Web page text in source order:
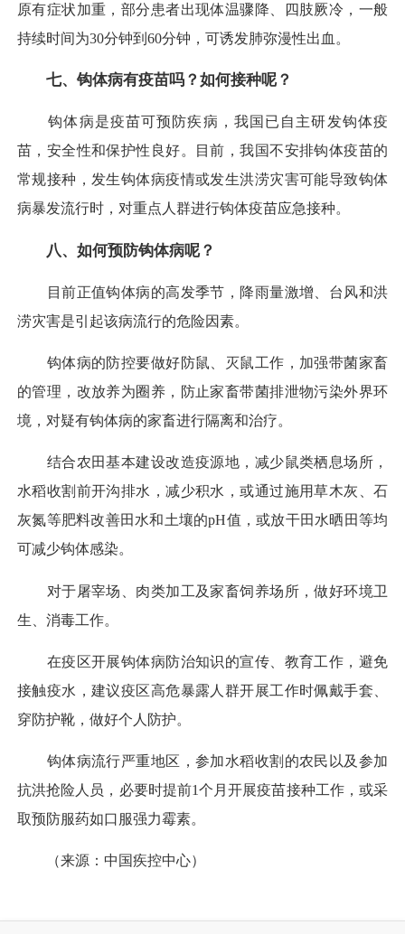
原有症状加重，部分患者出现体温骤降、四肢厥冷，一般
持续时间为30分钟到60分钟，可诱发肺弥漫性出血。
七、钩体病有疫苗吗？如何接种呢？
钩体病是疫苗可预防疾病，我国已自主研发钩体疫
苗，安全性和保护性良好。目前，我国不安排钩体疫苗的
常规接种，发生钩体病疫情或发生洪涝灾害可能导致钩体
病暴发流行时，对重点人群进行钩体疫苗应急接种。
八、如何预防钩体病呢？
目前正值钩体病的高发季节，降雨量激增、台风和洪
涝灾害是引起该病流行的危险因素。
钩体病的防控要做好防鼠、灭鼠工作，加强带菌家畜
的管理，改放养为圈养，防止家畜带菌排泄物污染外界环
境，对疑有钩体病的家畜进行隔离和治疗。
结合农田基本建设改造疫源地，减少鼠类栖息场所，
水稻收割前开沟排水，减少积水，或通过施用草木灰、石
灰氮等肥料改善田水和土壤的pH值，或放干田水晒田等均
可减少钩体感染。
对于屠宰场、肉类加工及家畜饲养场所，做好环境卫
生、消毒工作。
在疫区开展钩体病防治知识的宣传、教育工作，避免
接触疫水，建议疫区高危暴露人群开展工作时佩戴手套、
穿防护靴，做好个人防护。
钩体病流行严重地区，参加水稻收割的农民以及参加
抗洪抢险人员，必要时提前1个月开展疫苗接种工作，或采
取预防服药如口服强力霉素。
（来源：中国疾控中心）